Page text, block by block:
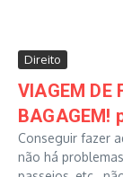
Direito
VIAGEM DE
BAGAGEM!
Conseguir fazer
não há